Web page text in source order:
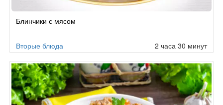
поБлинчики с мясом
Вторые блюда 2 часа 30 минут